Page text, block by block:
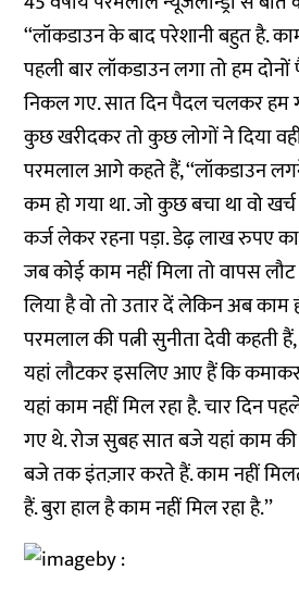
‘‘लॉकडाउन के बाद परेशानी बहुत है.
पहली बार लॉकडाउन लगा तो हम
निकल गए. सात दिन पैदल चलकर हम
कुछ खरीदकर तो कुछ लोगों ने दिया
परमलाल आगे कहते हैं, ‘‘लॉकडाउन
कम हो गया था. जो कुछ बचा था वो
कर्ज लेकर रहना पड़ा. डेढ़ लाख रुपए का
जब कोई काम नहीं मिला तो वापस
लिया है वो तो उतार दें लेकिन अब काम
परमलाल की पत्नी सुनीता देवी कहती हैं,
यहां लौटकर इसलिए आए हैं कि
यहां काम नहीं मिल रहा है. चार दिन
गए थे. रोज सुबह सात बजे यहां काम
बजे तक इंतज़ार करते हैं. काम नहीं
हैं. बुरा हाल है काम नहीं मिल रहा है.’’